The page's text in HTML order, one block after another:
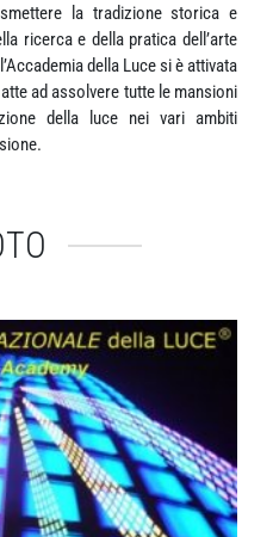
la tradizione storica e
ricerca e della pratica dell’arte
della Luce si è attivata
ad assolvere tutte le mansioni
della luce nei vari ambiti